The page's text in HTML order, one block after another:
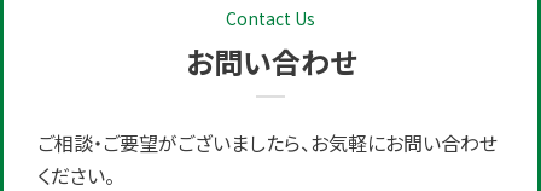
Contact Us
お問い合わせ
ご相談・ご要望がございましたら、お気軽にお問い合わせ
ください。